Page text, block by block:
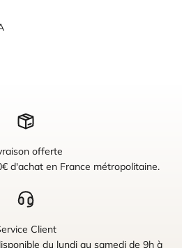
offerte
d'achat en France métropolitaine.
Client
du lundi au samedi de 9h à